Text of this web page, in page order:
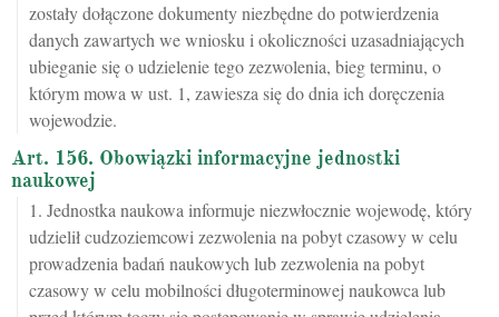
zostały dołączone dokumenty niezbędne do potwierdzenia
danych zawartych we wniosku i okoliczności uzasadniających
ubieganie się o udzielenie tego zezwolenia, bieg terminu, o
którym mowa w ust. 1, zawiesza się do dnia ich doręczenia
wojewodzie.
Art. 156. Obowiązki informacyjne jednostki
naukowej
1. Jednostka naukowa informuje niezwłocznie wojewodę, który
udzielił cudzoziemcowi zezwolenia na pobyt czasowy w celu
prowadzenia badań naukowych lub zezwolenia na pobyt
czasowy w celu mobilności długoterminowej naukowca lub